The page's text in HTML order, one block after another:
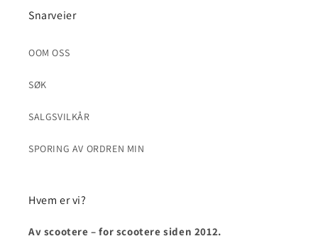
Snarveier
OOM OSS
SØK
SALGSVILKÅR
SPORING AV ORDREN MIN
Hvem er vi?
Av scootere – for scootere siden 2012.